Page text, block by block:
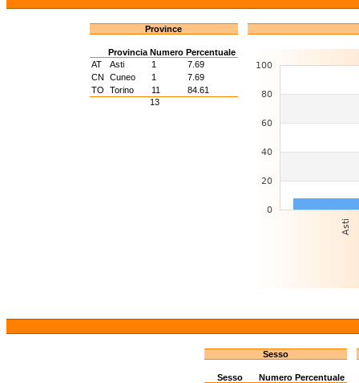
Province
Provincia Numero Percentuale
AT
Asti 1
7.69
CN
Cuneo 1
7.69
TO
Torino 11
84.61
13
Sesso
Sesso Numero Percentuale